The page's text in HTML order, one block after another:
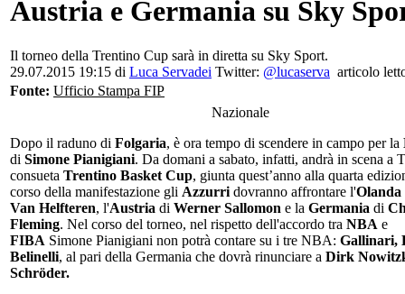
Austria e Germania su Sky
Il torneo della Trentino Cup sarà in diretta su Sky Sport.
29.07.2015 19:15 di Luca Servadei Twitter: @lucaserva articolo
Fonte: Ufficio Stampa FIP
Nazionale
Dopo il raduno di Folgaria, è ora tempo di scendere in campo per la
di Simone Pianigiani. Da domani a sabato, infatti, andrà in scena a
consueta Trentino Basket Cup, giunta quest’anno alla quarta
corso della manifestazione gli Azzurri dovranno affrontare l'Olanda
Van Helfteren, l'Austria di Werner Sallomon e la Germania di
Fleming. Nel corso del torneo, nel rispetto dell'accordo tra NBA e
FIBA Simone Pianigiani non potrà contare su i tre NBA: Gallinari,
Belinelli, al pari della Germania che dovrà rinunciare a Dirk
Schröder.